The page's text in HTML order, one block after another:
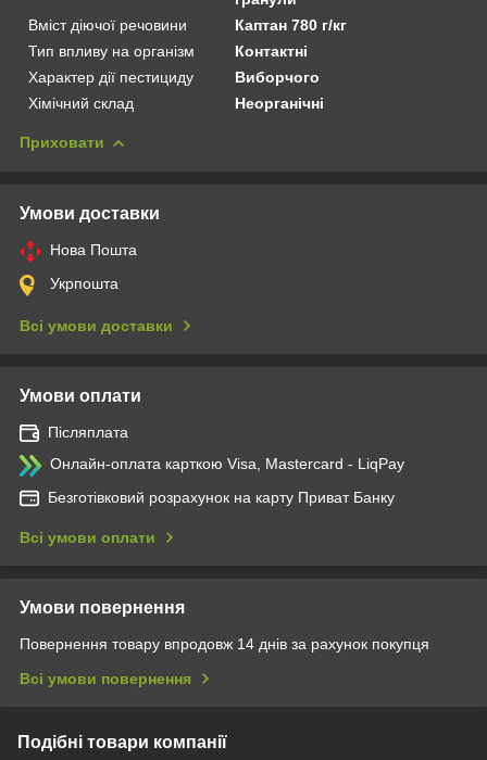
Вміст діючої речовини
Каптан 780 г/кг
Тип впливу на організм
Контактні
Характер дії пестициду
Виборчого
Хімічний склад
Неорганічні
Приховати
Умови доставки
Нова Пошта
Укрпошта
Всі умови доставки
Умови оплати
Післяплата
Онлайн-оплата карткою Visa, Mastercard - LiqPay
Безготівковий розрахунок на карту Приват Банку
Всі умови оплати
Умови повернення
Повернення товару впродовж 14 днів за рахунок покупця
Всі умови повернення
Подібні товари компанії